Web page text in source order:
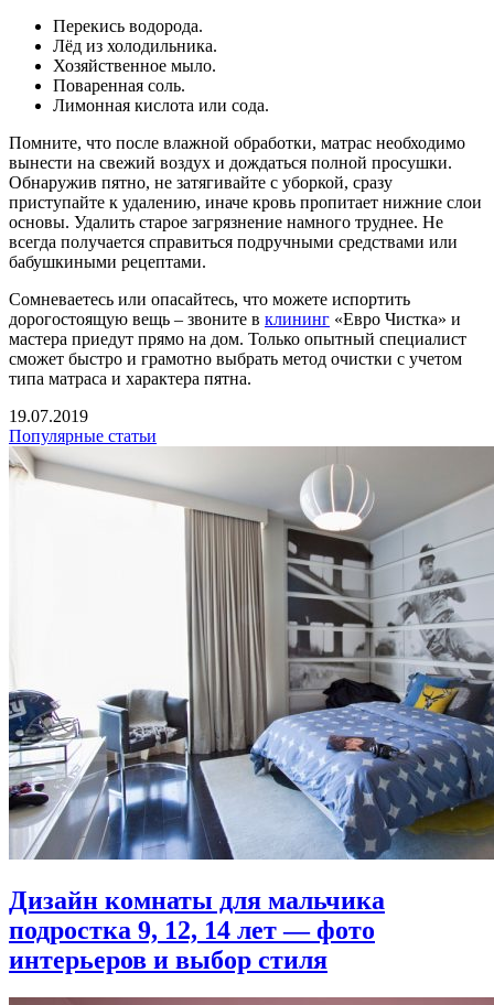
Перекись водорода.
Лёд из холодильника.
Хозяйственное мыло.
Поваренная соль.
Лимонная кислота или сода.
Помните, что после влажной обработки, матрас необходимо
вынести на свежий воздух и дождаться полной просушки.
Обнаружив пятно, не затягивайте с уборкой, сразу
приступайте к удалению, иначе кровь пропитает нижние слои
основы. Удалить старое загрязнение намного труднее. Не
всегда получается справиться подручными средствами или
бабушкиными рецептами.
Сомневаетесь или опасайтесь, что можете испортить
дорогостоящую вещь – звоните в клининг «Евро Чистка» и
мастера приедут прямо на дом. Только опытный специалист
сможет быстро и грамотно выбрать метод очистки с учетом
типа матраса и характера пятна.
19.07.2019
Популярные статьи
Дизайн комнаты для мальчика
подростка 9, 12, 14 лет — фото
интерьеров и выбор стиля